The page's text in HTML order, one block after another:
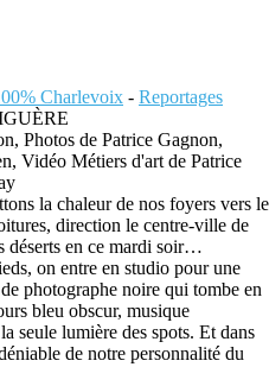
Charlevoix - Reportages
Photos de Patrice Gagnon,
Vidéo Métiers d'art de Patrice
la chaleur de nos foyers vers le
direction le centre-ville de
déserts en ce mardi soir…
on entre en studio pour une
photographe noire qui tombe en
bleu obscur, musique
seule lumière des spots. Et dans
de notre personnalité du